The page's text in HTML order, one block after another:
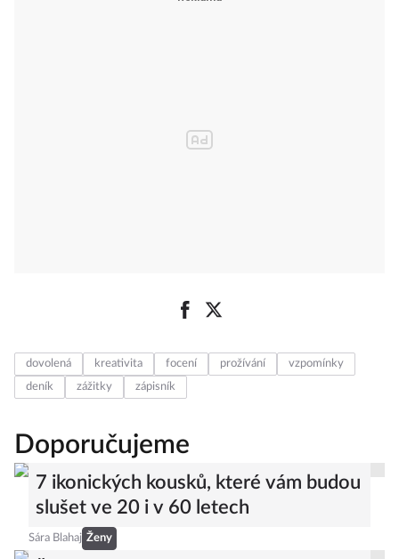
dovolená kreativita focení prožívání
vzpomínky
deník
zážitky zápisník
Doporučujeme
7 ikonických kousků, které vám budou
slušet ve 20 i v 60 letech
Sára Blahaj Ženy